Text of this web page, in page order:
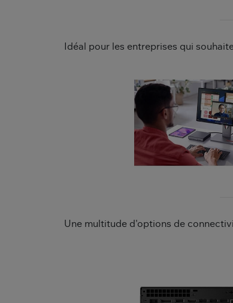
Idéal pour les entreprises qui
Une multitude d'options de